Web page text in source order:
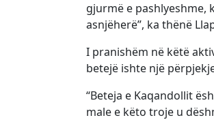
gjurmë e pashlyeshme,
asnjëherë”, ka thënë
I pranishëm në këtë
betejë ishte një
“Beteja e Kaqandollit
male e këto troje u